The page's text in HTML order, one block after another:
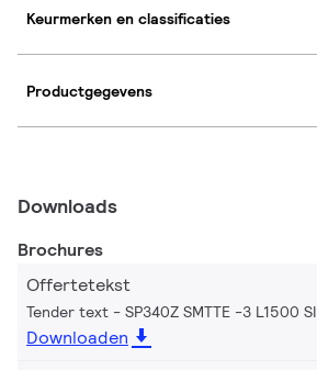
Keurmerken en classificaties
Productgegevens
Downloads
Brochures
Offertetekst
Tender text - SP340Z SMTTE -3 L1500 SI
Downloaden